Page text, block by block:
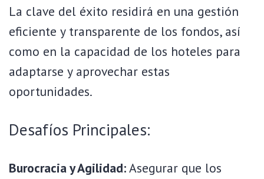
La clave del éxito residirá en una gestión
eficiente y transparente de los fondos, así
como en la capacidad de los hoteles para
adaptarse y aprovechar estas
oportunidades.
Desafíos Principales:
Burocracia y Agilidad:Asegurar que los